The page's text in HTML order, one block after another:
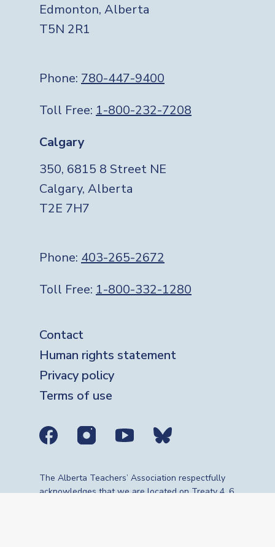
Edmonton, Alberta
T5N 2R1
Phone: 780-447-9400
Toll Free: 1-800-232-7208
Calgary
350, 6815 8 Street NE
Calgary, Alberta
T2E 7H7
Phone: 403-265-2672
Toll Free: 1-800-332-1280
Footer
Contact
Human rights statement
Privacy policy
Terms of use
Social media links
The Alberta Teachers’ Association respectfully
acknowledges that we are located on Treaty 4, 6,